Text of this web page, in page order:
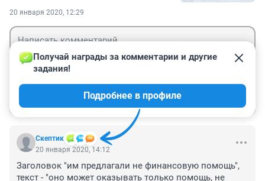
20 января 2020, 12:29
Скептик
Получай награды за комментарии и другие
задания!
Подробнее в профиле
20 января 2020, 14:12
Заголовок "им предлагали не финансовую помощь",
текст - "оно может оказывать только помощь, не